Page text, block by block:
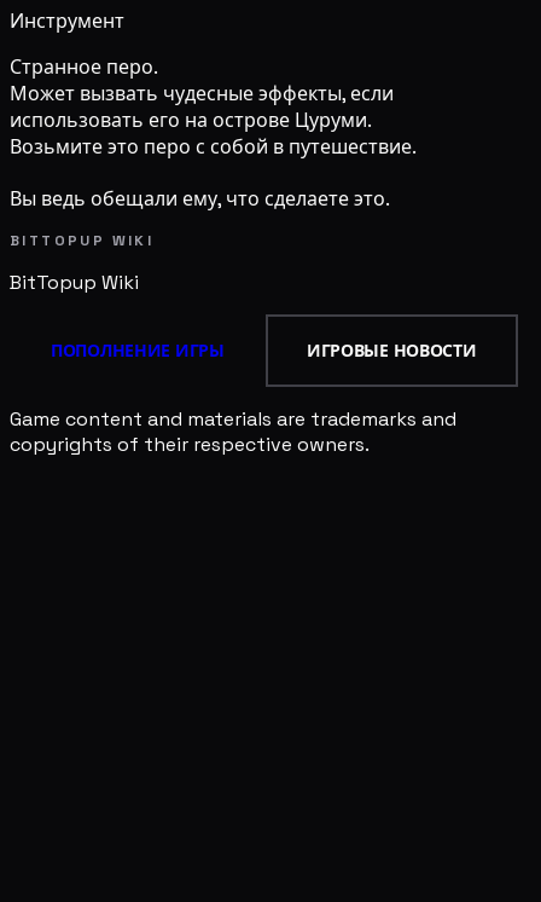
Инструмент
Странное перо.
Может вызвать чудесные эффекты, если
использовать его на острове Цуруми.
Возьмите это перо с собой в путешествие.
Вы ведь обещали ему, что сделаете это.
BITTOPUP WIKI
BitTopup Wiki
ПОПОЛНЕНИЕ ИГРЫ ИГРОВЫЕ НОВОСТИ
Game content and materials are trademarks and
copyrights of their respective owners.